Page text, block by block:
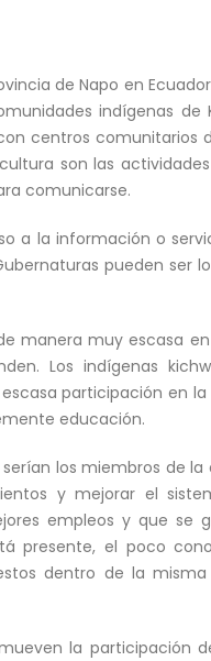
de Napo en
indígenas de
centros comunitarios
son las
comunicarse.
a la información o
pueden ser
manera muy escasa
Los indígenas
participación en
educación.
los miembros de
y mejorar el
empleos y que se
presente, el poco
dentro de la
la participación